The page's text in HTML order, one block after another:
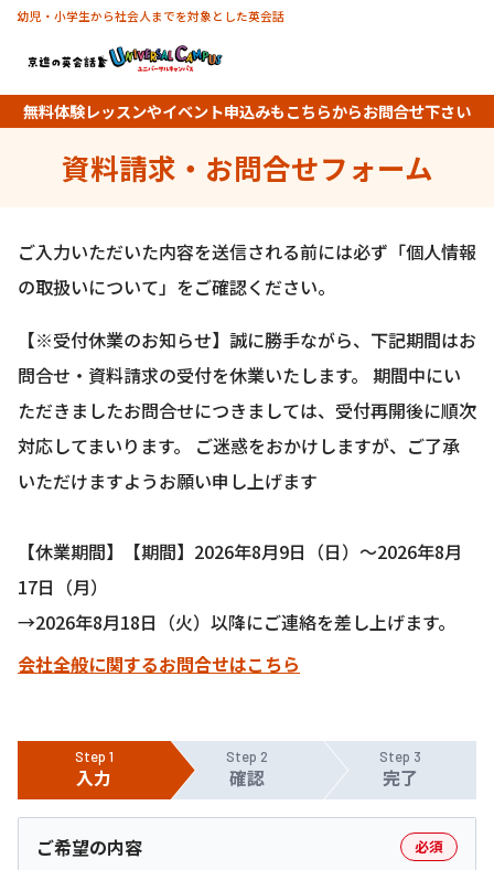
幼児・小学生から社会人までを対象とした英会話
資料請求・お問合せフォーム
無料体験レッスンやイベント申込みもこちらからお問合せ下さい
ご入力いただいた内容を送信される前には必ず「個人情報
の取扱いについて」をご確認ください。
【※受付休業のお知らせ】誠に勝手ながら、下記期間はお
問合せ・資料請求の受付を休業いたします。 期間中にい
ただきましたお問合せにつきましては、受付再開後に順次
対応してまいります。 ご迷惑をおかけしますが、ご了承
いただけますようお願い申し上げます
【休業期間】【期間】2026年8月9日（日）〜2026年8月
17日（月）
→2026年8月18日（火）以降にご連絡を差し上げます。
会社全般に関するお問合せはこちら
Step 1
入力
Step 2
確認
Step 3
完了
ご希望の内容 必須